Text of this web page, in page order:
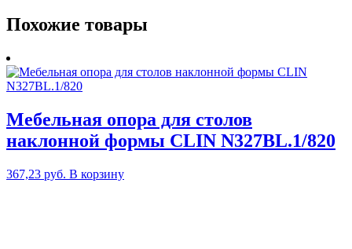
Похожие товары
Мебельная опора для столов
наклонной формы CLIN N327BL.1/820
367,23 руб. В корзину